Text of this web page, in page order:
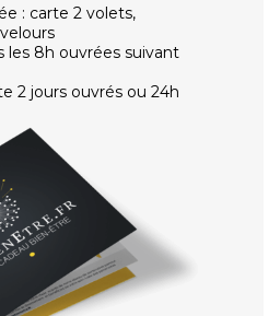
: carte 2 volets,
les 8h ouvrées suivant
2 jours ouvrés ou 24h